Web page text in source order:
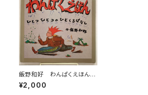
飯野和好 わんぱくえほん
1981年 初版 偕成社
¥2,000